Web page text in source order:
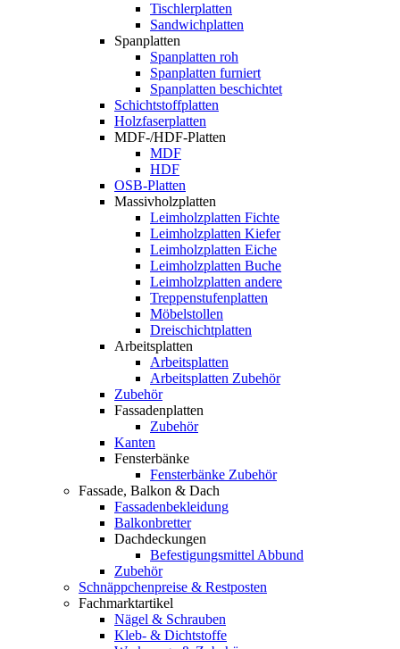
Tischlerplatten
Sandwichplatten
Spanplatten
Spanplatten roh
Spanplatten furniert
Spanplatten beschichtet
Schichtstoffplatten
Holzfaserplatten
MDF-/HDF-Platten
MDF
HDF
OSB-Platten
Massivholzplatten
Leimholzplatten Fichte
Leimholzplatten Kiefer
Leimholzplatten Eiche
Leimholzplatten Buche
Leimholzplatten andere
Treppenstufenplatten
Möbelstollen
Dreischichtplatten
Arbeitsplatten
Arbeitsplatten
Arbeitsplatten Zubehör
Zubehör
Fassadenplatten
Zubehör
Kanten
Fensterbänke
Fensterbänke Zubehör
Fassade, Balkon & Dach
Fassadenbekleidung
Balkonbretter
Dachdeckungen
Befestigungsmittel Abbund
Zubehör
Schnäppchenpreise & Restposten
Fachmarktartikel
Nägel & Schrauben
Kleb- & Dichtstoffe